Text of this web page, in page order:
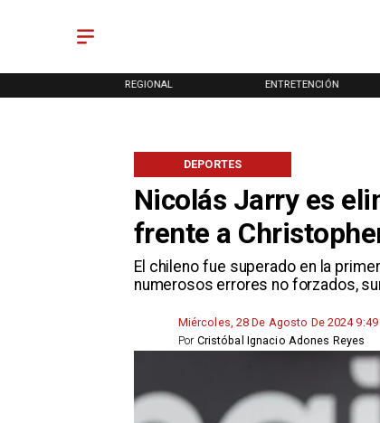
REGIONAL ENTRETENCIÓN
Nicolás Jarry es
frente a
​El chileno fue superado en la
numerosos errores no forzados,
DEPORTES
Miércoles, 28 De Agosto De 2024 9:49
Cristóbal Ignacio Adones Reyes
Por